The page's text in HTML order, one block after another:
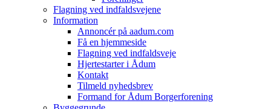
Flagning ved indfaldsvejene
Information
Annoncér på aadum.com
Få en hjemmeside
Flagning ved indfaldsveje
Hjertestarter i Ådum
Kontakt
Tilmeld nyhedsbrev
Formand for Ådum Borgerforening